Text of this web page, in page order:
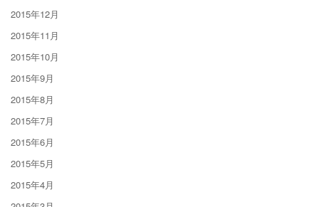
2015年12月
2015年11月
2015年10月
2015年9月
2015年8月
2015年7月
2015年6月
2015年5月
2015年4月